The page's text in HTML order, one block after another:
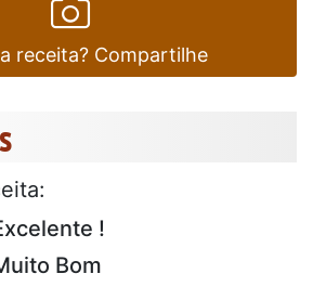
receita? Compartilhe
!
Bom